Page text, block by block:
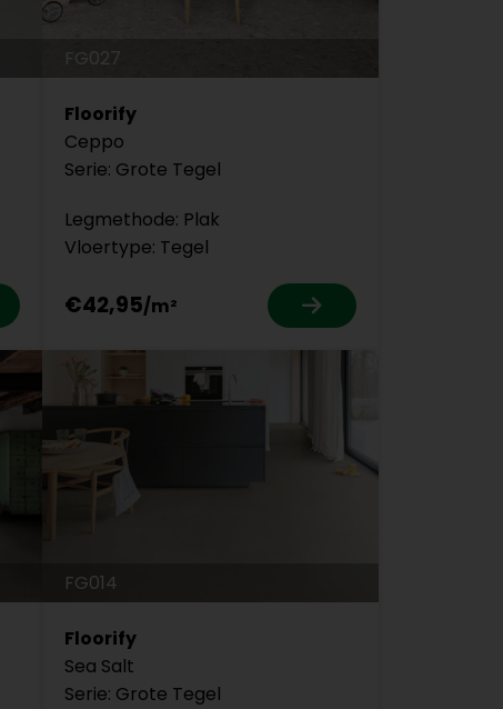
FG027
Floorify
Ceppo
Serie: Grote Tegel
Legmethode: Plak
Vloertype: Tegel
€42,95
FG014
Floorify
Sea Salt
Serie: Grote Tegel